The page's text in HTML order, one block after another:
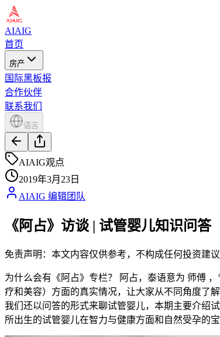
AIAIG
首页
房产
国际黑板报
合作伙伴
联系我们
语言
AIAIG观点
2019年3月23日
AIAIG 编辑团队
《阿占》访谈 | 试管婴儿知识问答
免责声明：本文内容仅供参考，不构成任何投资建
为什么会有《阿占》专栏？ 阿占，泰语意为 师傅
疗和美容）方面的真实情况，让大家从不同角度了
我们还以问答的形式来聊试管婴儿，本期主要介绍
所出生的试管婴儿在智力与健康方面和自然受孕的